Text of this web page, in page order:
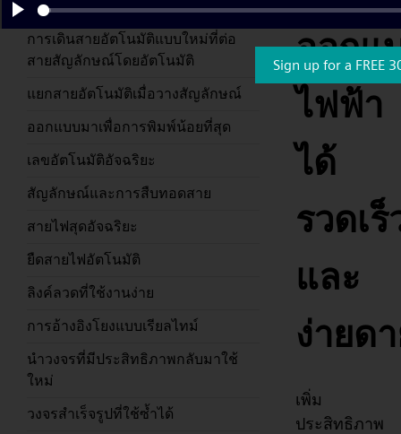
ลากและวางง่ายๆ
การเดินสายอัตโนมัติแบบใหม่ที่ต่อ
สายสัญลักษณ์โดยอัตโนมัติ
แยกสายอัตโนมัติเมื่อวางสัญลักษณ์
ออกแบบมาเพื่อการพิมพ์น้อยที่สุด
เลขอัตโนมัติอัจฉริยะ
สัญลักษณ์และการสืบทอดสาย
สายไฟสุดอัจฉริยะ
ยืดสายไฟอัตโนมัติ
ลิงค์ลวดที่ใช้งานง่าย
การอ้างอิงโยงแบบเรียลไทม์
นำวงจรที่มีประสิทธิภาพกลับมาใช้
ใหม่
วงจรสำเร็จรูปที่ใช้ซ้ำได้
ออกแ
ไฟฟ้า
ได้
รวดเร็
และ
ง่ายด
เพิ่ม
ประสิทธิภาพ
Play
Sign up for a FREE